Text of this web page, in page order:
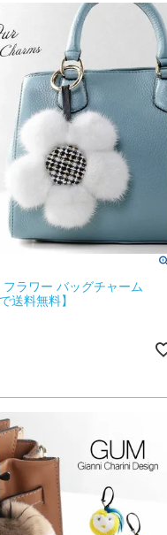
フラワー バッグチャーム
送料無料】